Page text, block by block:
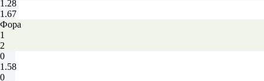
1.28
1.67
Фора
1
2
0
1.58
0